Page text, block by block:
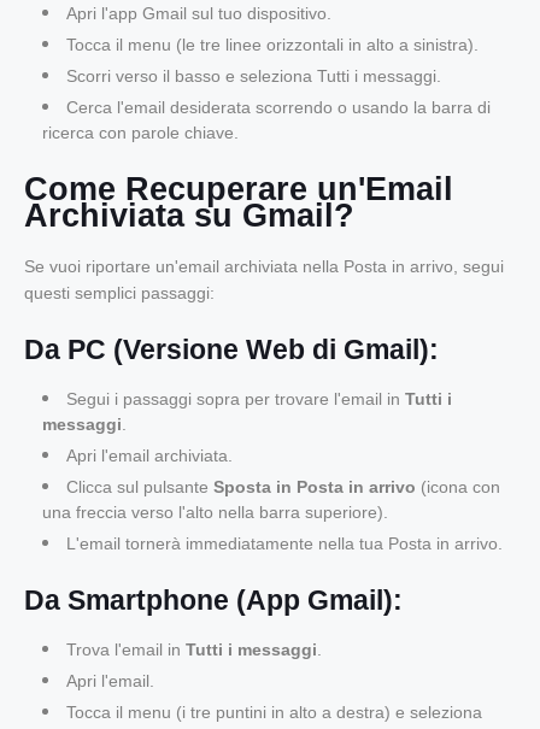
Apri l'app Gmail sul tuo dispositivo.
Tocca il menu (le tre linee orizzontali in alto a sinistra).
Scorri verso il basso e seleziona Tutti i messaggi
Cerca l'email desiderata scorrendo o usando la barra di
ricerca con parole chiave.
Come Recuperare un'Email
Archiviata su Gmail?
Se vuoi riportare un'email archiviata nella Posta in arrivo, segui
questi semplici passaggi:
Da PC (Versione Web di Gmail):
Segui i passaggi sopra per trovare l'email in Tutti i
messaggi
Apri l'email archiviata.
Clicca sul pulsante Sposta in Posta in arrivo (icona con
una freccia verso l'alto nella barra superiore).
L'email tornerà immediatamente nella tua Posta in arrivo.
Da Smartphone (App Gmail):
Trova l'email in Tutti i messaggi
Apri l'email.
Tocca il menu (i tre puntini in alto a destra) e seleziona